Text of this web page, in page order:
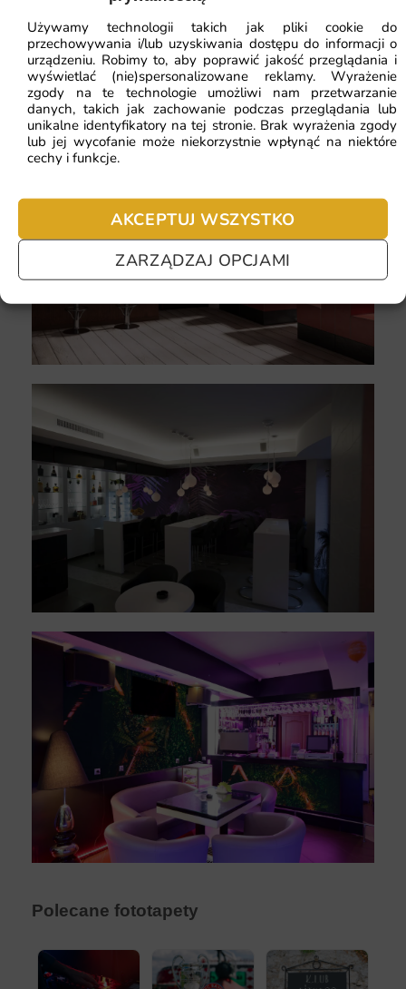
Używamy technologii takich jak pliki cookie do
przechowywania i/lub uzyskiwania dostępu do informacji o
urządzeniu. Robimy to, aby poprawić jakość przeglądania i
wyświetlać (nie)spersonalizowane reklamy. Wyrażenie
zgody na te technologie umożliwi nam przetwarzanie
danych, takich jak zachowanie podczas przeglądania lub
unikalne identyfikatory na tej stronie. Brak wyrażenia zgody
lub jej wycofanie może niekorzystnie wpłynąć na niektóre
cechy i funkcje.
AKCEPTUJ WSZYSTKO
ZARZĄDZAJ OPCJAMI
klubowe wnętrze, zapraszamy do zakładki z
fototapetami do dyskoteki!
Polecane fototapety